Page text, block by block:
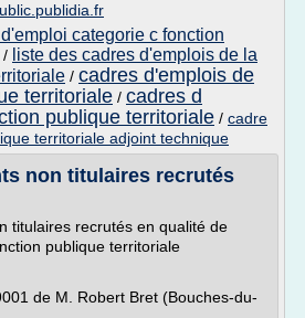
categorie c fonction
/ liste des cadres d'emplois de la
/ cadres d'emplois de
territoriale / cadres d
publique territoriale / cadre
territoriale adjoint technique
non titulaires recrutés
titulaires recrutés en qualité de
publique territoriale
de M. Robert Bret (Bouches-du-